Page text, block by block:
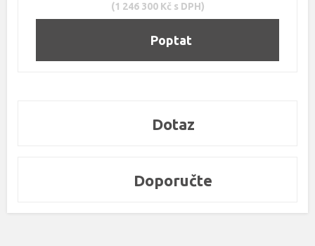
(1 246 300 Kč s DPH)
Poptat
Dotaz
Doporučte